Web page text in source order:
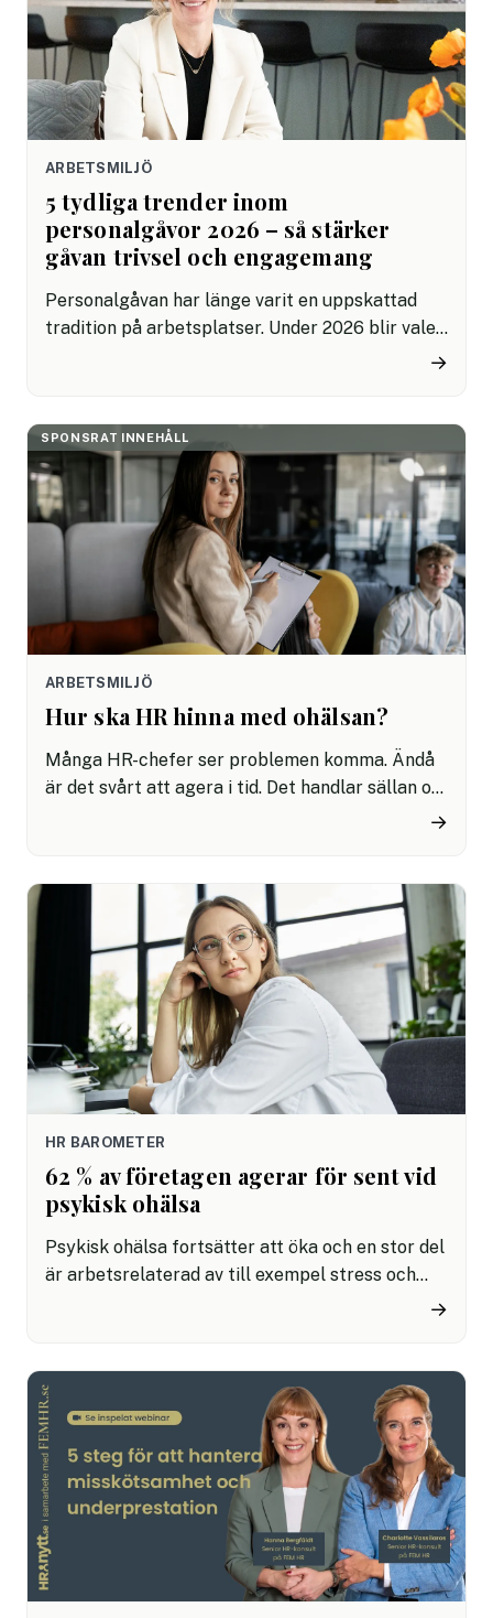
ARBETSMILJÖ
5 tydliga trender inom
personalgåvor 2026 – så stärker
gåvan trivsel och engagemang
Personalgåvan har länge varit en uppskattad
tradition på arbetsplatser. Under 2026 blir valet
→
SPONSRAT INNEHÅLL
ARBETSMILJÖ
Hur ska HR hinna med ohälsan?
Många HR-chefer ser problemen komma. Ändå
är det svårt att agera i tid. Det handlar sällan om
hinner inte jobba aktivt med att förebygga
→
HR BAROMETER
62 % av företagen agerar för sent vid
psykisk ohälsa
Psykisk ohälsa fortsätter att öka och en stor del
är arbetsrelaterad av till exempel stress och
problemen först när sjukskrivningen redan är ett
faktum och en medarbetare har blivit utbränd.
→